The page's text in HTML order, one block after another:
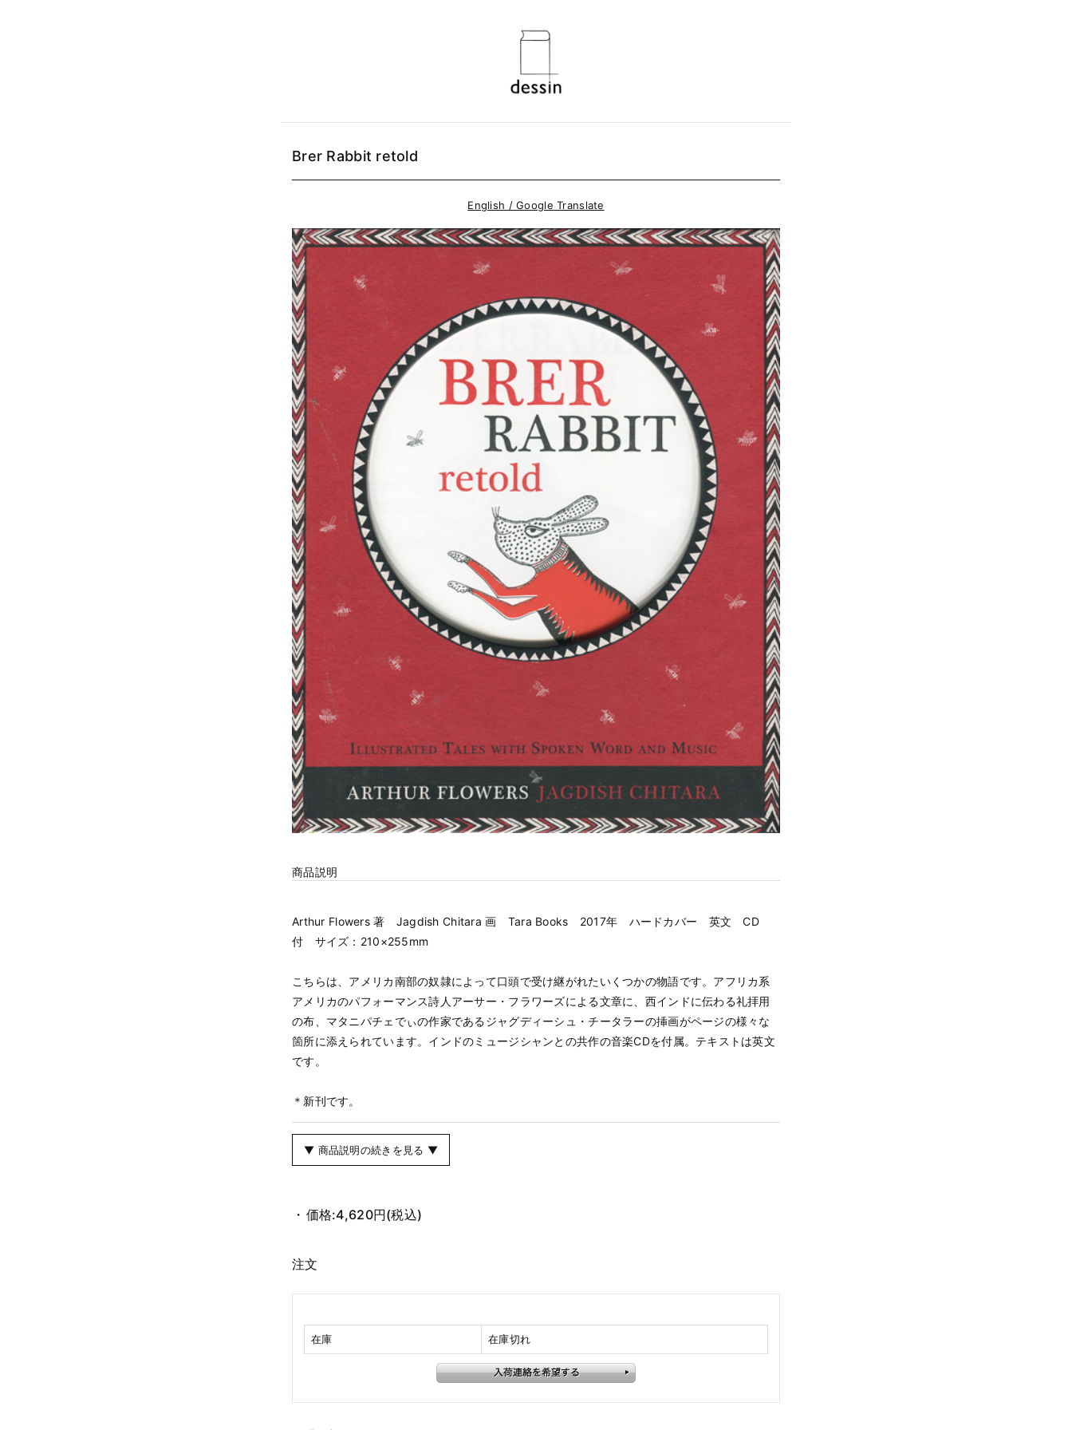
Brer Rabbit retold
English / Google Translate
商品説明
Arthur Flowers 著 Jagdish Chitara 画 Tara Books 2017年 ハードカバー 英文 CD
付 サイズ：210×255mm
こちらは、アメリカ南部の奴隷によって口頭で受け継がれたいくつかの物語です。アフリカ系
アメリカのパフォーマンス詩人アーサー・フラワーズによる文章に、西インドに伝わる礼拝用
の布、マタニパチェでぃの作家であるジャグディーシュ・チータラーの挿画がページの様々な
箇所に添えられています。インドのミュージシャンとの共作の音楽CDを付属。テキストは英文
です。
＊新刊です。
▼ 商品説明の続きを見る ▼
価格:4,620円(税込)
注文
在庫 在庫切れ